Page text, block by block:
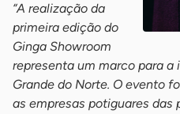
“A realização da
primeira edição do
Ginga Showroom
representa um marco para a
Grande do Norte. O evento
as empresas potiguares das